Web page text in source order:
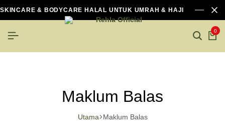
SKINCARE & BODYCARE HALAL UNTUK UMRAH & HAJI
0
Maklum Balas
Utama Maklum Balas